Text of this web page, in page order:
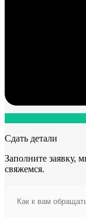
Сдать детали
Заполните заявку,
свяжемся.